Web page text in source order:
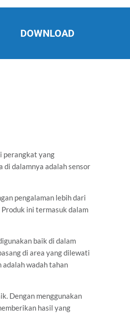
DOWNLOAD
perangkat yang
di dalamnya adalah sensor
pengalaman lebih dari
ini termasuk dalam
baik di dalam
di area yang dilewati
wadah tahan
Dengan menggunakan
hasil yang